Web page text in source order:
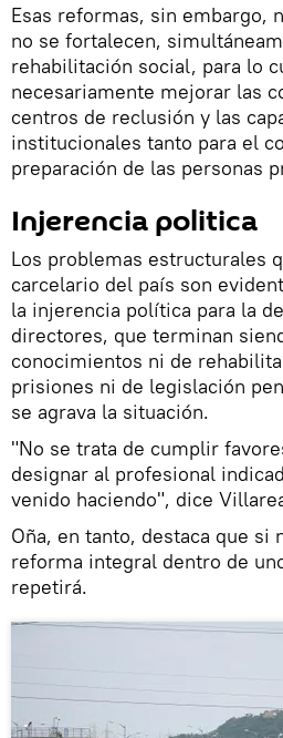
Esas reformas, sin embargo,
no se fortalecen,
rehabilitación social, para lo
necesariamente mejorar las
centros de reclusión y las
institucionales tanto para el
preparación de las personas
Injerencia politica
Los problemas estructurales
carcelario del país son
la injerencia política para la
directores, que terminan
conocimientos ni de
prisiones ni de legislación
se agrava la situación.
"No se trata de cumplir
designar al profesional
venido haciendo", dice
Oña, en tanto, destaca que si
reforma integral dentro de
repetirá.